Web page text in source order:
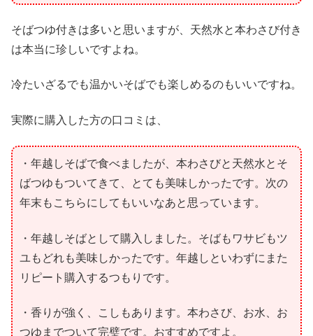
そばつゆ付きは多いと思いますが、天然水と本わさび付き
は本当に珍しいですよね。
冷たいざるでも温かいそばでも楽しめるのもいいですね。
実際に購入した方の口コミは、
・年越しそばで食べましたが、本わさびと天然水とそ
ばつゆもついてきて、とても美味しかったです。次の
年末もこちらにしてもいいなあと思っています。
・年越しそばとして購入しました。そばもワサビもツ
ユもどれも美味しかったです。年越しといわずにまた
リピート購入するつもりです。
・香りが強く、こしもあります。本わさび、お水、お
つゆまでついて完璧です。おすすめですよ。